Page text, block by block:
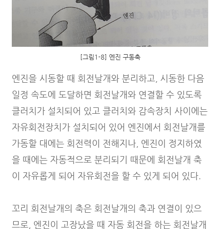
[그림1-8] 엔진 구동축
엔진을 시동할 때 회전날개와 분리하고, 시동한 다음
일정 속도에 도달하면 회전날개와 연결할 수 있도록
클러치가 설치되어 있고 클러치와 감속장치 사이에는
자유회전장치가 설치되어 있어 엔진에서 회전날개를
가동할 대에는 회전력이 전해지나, 엔진이 정지하였
을 때에는 자동적으로 분리되기 때문에 회전날개 축
이 자유롭게 되어 자유회전을 할 수 있게 되어 있다.
꼬리 회전날개의 축은 회전날개의 축과 연결이 있으
므로, 엔진이 고장났을 때 자동 회전을 하는 회전날개